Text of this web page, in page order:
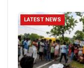
LATEST NEWS